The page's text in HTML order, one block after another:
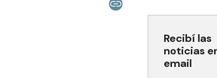
Recibí las
noticias
email